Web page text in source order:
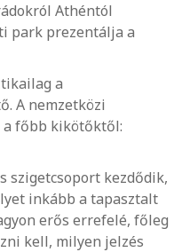
Athéntól
park prezentálja a
a
A nemzetközi
a főbb kikötőktől:
szigetcsoport kezdődik,
inkább a tapasztalt
erős errefelé, főleg
kell, milyen jelzés